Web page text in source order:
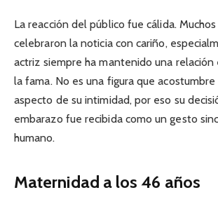
La reacción del público fue cálida.
celebraron la noticia con cariño,
actriz siempre ha mantenido una relación
la fama. No es una figura que
aspecto de su intimidad, por eso su
embarazo fue recibida como un gesto
humano.
Maternidad a los 46 años